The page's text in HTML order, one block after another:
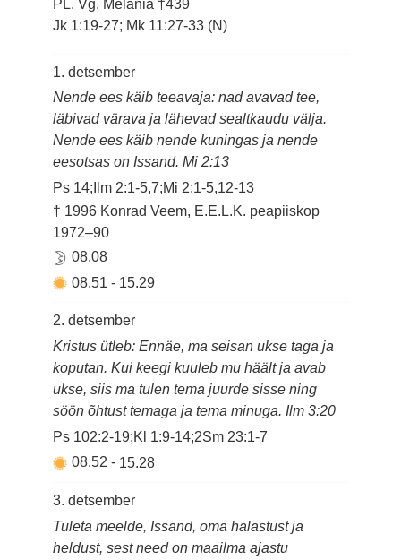
PL. Vg. Melania †439
Jk 1:19-27; Mk 11:27-33 (N)
1. detsember
Nende ees käib teeavaja: nad avavad tee,
läbivad värava ja lähevad sealtkaudu välja.
Nende ees käib nende kuningas ja nende
eesotsas on Issand. Mi 2:13
Ps 14;Ilm 2:1-5,7;Mi 2:1-5,12-13
† 1996 Konrad Veem, E.E.L.K. peapiiskop
1972–90
08.08
08.51- 15.29
2. detsember
Kristus ütleb: Ennäe, ma seisan ukse taga ja
koputan. Kui keegi kuuleb mu häält ja avab
ukse, siis ma tulen tema juurde sisse ning
söön õhtust temaga ja tema minuga. Ilm 3:20
Ps 102:2-19;Kl 1:9-14;2Sm 23:1-7
08.52- 15.28
3. detsember
Tuleta meelde, Issand, oma halastust ja
heldust, sest need on maailma ajastu